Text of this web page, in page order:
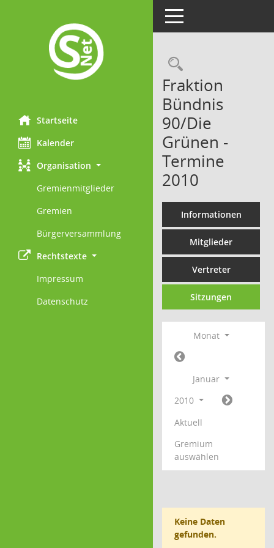
Startseite
Kalender
Organisation
Gremienmitglieder
Gremien
Bürgerversammlung
Rechtstexte
Impressum
Datenschutz
Toggle navigation
Fraktion
Bündnis
90/Die
Grünen -
Termine
2010
Informationen
Mitglieder
Vertreter
Sitzungen
Monat
Januar
2010
Aktuell
Gremium
auswählen
Keine Daten
gefunden.